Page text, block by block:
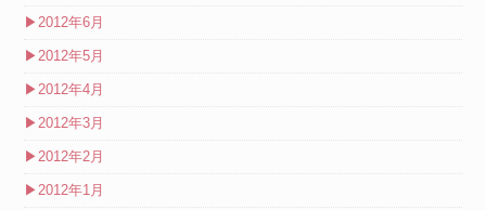
▶2012年6月
▶2012年5月
▶2012年4月
▶2012年3月
▶2012年2月
▶2012年1月